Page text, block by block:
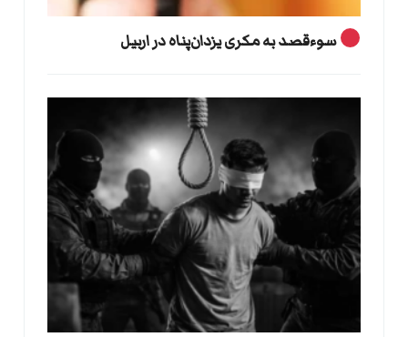
سوءقصد به مکری یزدان‌پناه در اربیل